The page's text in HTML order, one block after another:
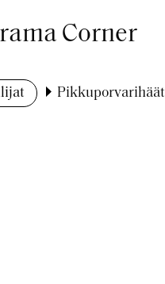
Corner
Pikkuporvarihäät